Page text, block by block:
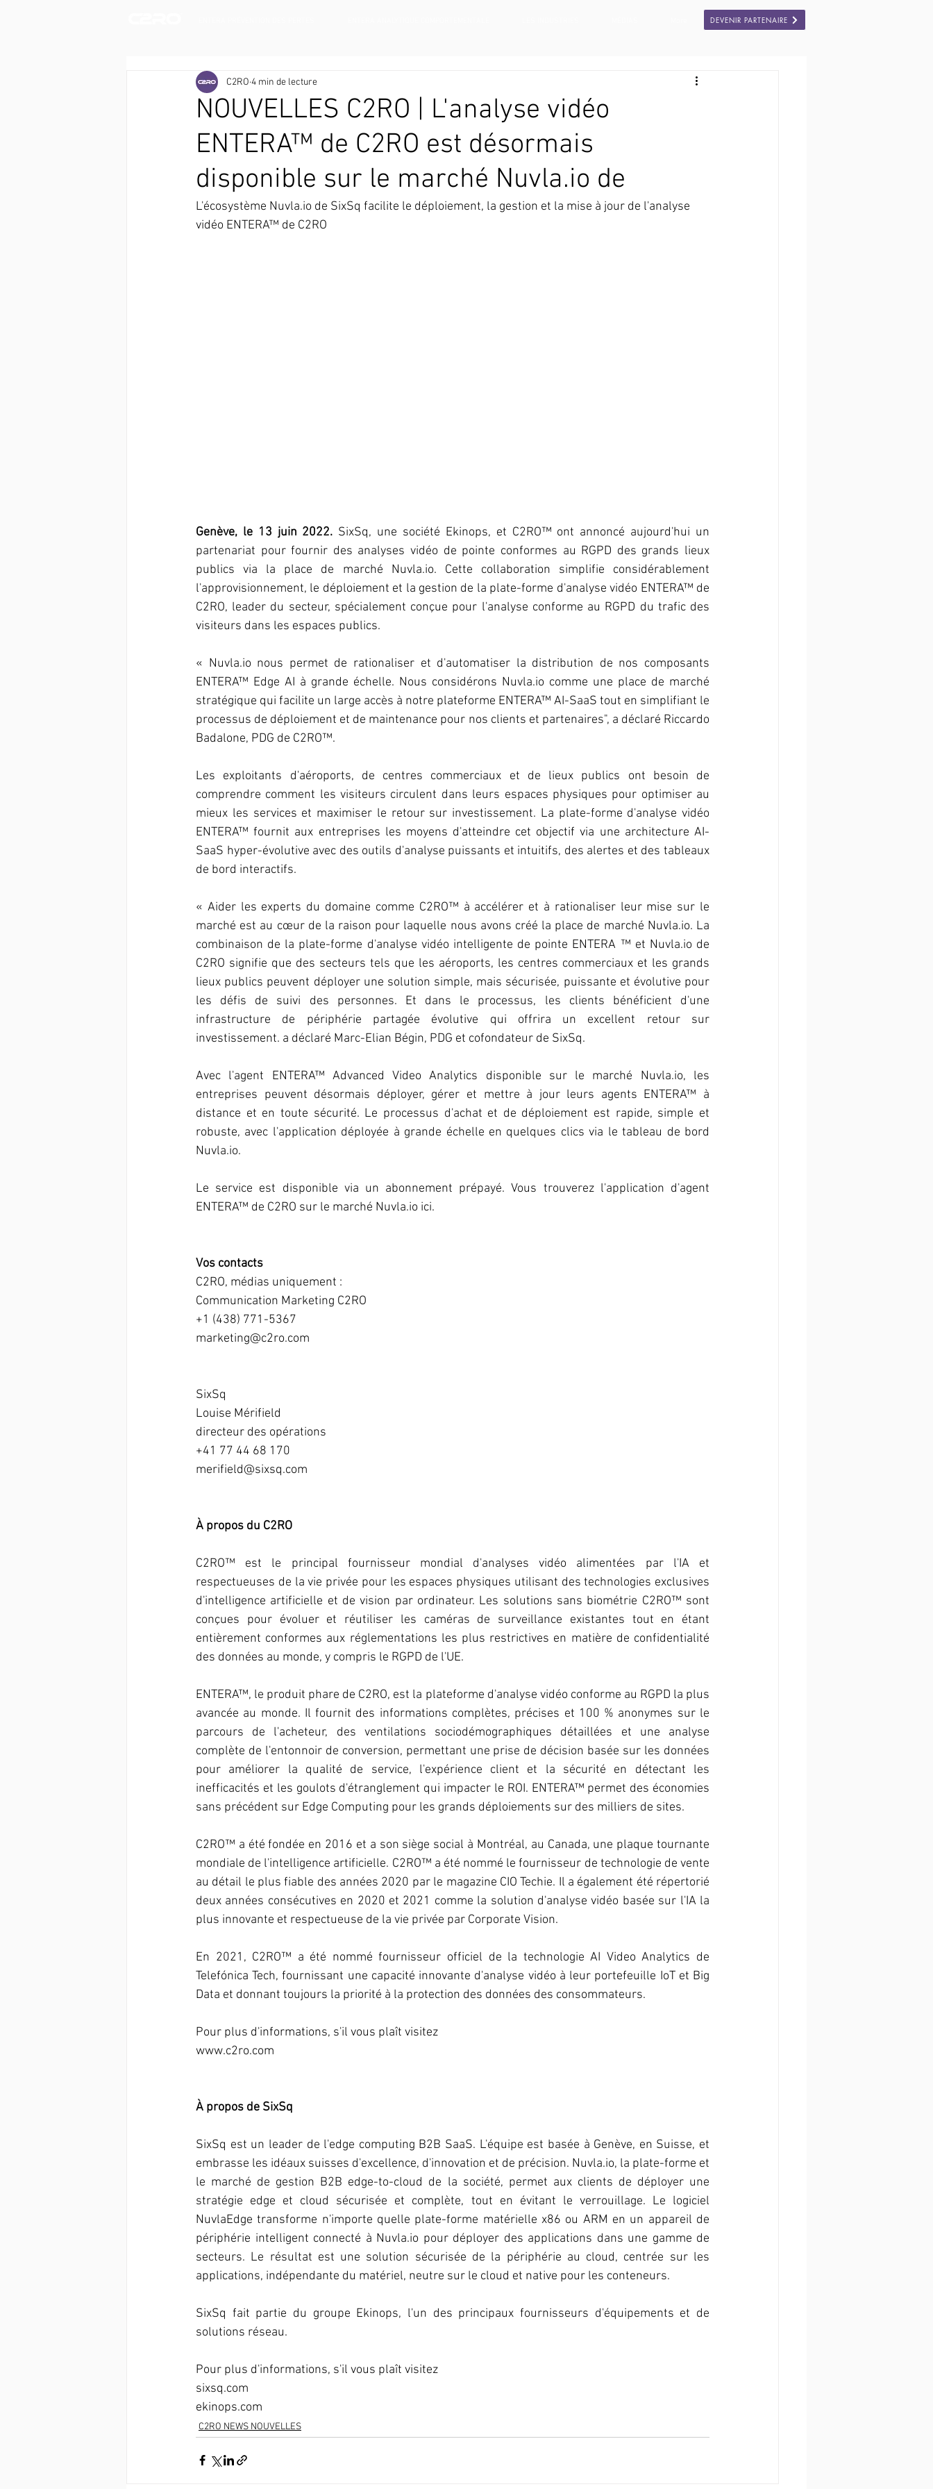
DEVENIR PARTENAIRE
NOUVELLES C2RO | L'analyse vidéo
ENTERA™ de C2RO est désormais
disponible sur le marché Nuvla.io de
C2RO 4 min de lecture
L'écosystème Nuvla.io de SixSq facilite le déploiement, la gestion et la mise à jour de l'analyse
vidéo ENTERA™ de C2RO
Genève, le 13 juin 2022. SixSq, une société Ekinops, et C2RO™ ont annoncé aujourd'hui un
partenariat pour fournir des analyses vidéo de pointe conformes au RGPD des grands lieux
publics via la place de marché Nuvla.io. Cette collaboration simplifie considérablement
l'approvisionnement, le déploiement et la gestion de la plate-forme d'analyse vidéo ENTERA™ de
C2RO, leader du secteur, spécialement conçue pour l'analyse conforme au RGPD du trafic des
visiteurs dans les espaces publics.
« Nuvla.io nous permet de rationaliser et d'automatiser la distribution de nos composants
ENTERA™ Edge AI à grande échelle. Nous considérons Nuvla.io comme une place de marché
stratégique qui facilite un large accès à notre plateforme ENTERA™ AI-SaaS tout en simplifiant le
processus de déploiement et de maintenance pour nos clients et partenaires", a déclaré Riccardo
Badalone, PDG de C2RO™.
Les exploitants d'aéroports, de centres commerciaux et de lieux publics ont besoin de
comprendre comment les visiteurs circulent dans leurs espaces physiques pour optimiser au
mieux les services et maximiser le retour sur investissement. La plate-forme d'analyse vidéo
ENTERA™ fournit aux entreprises les moyens d'atteindre cet objectif via une architecture AI-
SaaS hyper-évolutive avec des outils d'analyse puissants et intuitifs, des alertes et des tableaux
de bord interactifs.
« Aider les experts du domaine comme C2RO™ à accélérer et à rationaliser leur mise sur le
marché est au cœur de la raison pour laquelle nous avons créé la place de marché Nuvla.io. La
combinaison de la plate-forme d'analyse vidéo intelligente de pointe ENTERA ™ et Nuvla.io de
C2RO signifie que des secteurs tels que les aéroports, les centres commerciaux et les grands
lieux publics peuvent déployer une solution simple, mais sécurisée, puissante et évolutive pour
les défis de suivi des personnes. Et dans le processus, les clients bénéficient d'une
infrastructure de périphérie partagée évolutive qui offrira un excellent retour sur
investissement. a déclaré Marc-Elian Bégin, PDG et cofondateur de SixSq.
Avec l'agent ENTERA™ Advanced Video Analytics disponible sur le marché Nuvla.io, les
entreprises peuvent désormais déployer, gérer et mettre à jour leurs agents ENTERA™ à
distance et en toute sécurité. Le processus d'achat et de déploiement est rapide, simple et
robuste, avec l'application déployée à grande échelle en quelques clics via le tableau de bord
Nuvla.io.
Le service est disponible via un abonnement prépayé. Vous trouverez l'application d'agent
ENTERA™ de C2RO sur le marché Nuvla.io ici.
Vos contacts
C2RO, médias uniquement :
Communication Marketing C2RO
+1 (438) 771-5367
marketing@c2ro.com
SixSq
Louise Mérifield
directeur des opérations
+41 77 44 68 170
merifield@sixsq.com
À propos du C2RO
C2RO™ est le principal fournisseur mondial d'analyses vidéo alimentées par l'IA et
respectueuses de la vie privée pour les espaces physiques utilisant des technologies exclusives
d'intelligence artificielle et de vision par ordinateur. Les solutions sans biométrie C2RO™ sont
conçues pour évoluer et réutiliser les caméras de surveillance existantes tout en étant
entièrement conformes aux réglementations les plus restrictives en matière de confidentialité
des données au monde, y compris le RGPD de l'UE.
ENTERA™, le produit phare de C2RO, est la plateforme d'analyse vidéo conforme au RGPD la plus
avancée au monde. Il fournit des informations complètes, précises et 100 % anonymes sur le
parcours de l'acheteur, des ventilations sociodémographiques détaillées et une analyse
complète de l'entonnoir de conversion, permettant une prise de décision basée sur les données
pour améliorer la qualité de service, l'expérience client et la sécurité en détectant les
inefficacités et les goulots d'étranglement qui impacter le ROI. ENTERA™ permet des économies
sans précédent sur Edge Computing pour les grands déploiements sur des milliers de sites.
C2RO™ a été fondée en 2016 et a son siège social à Montréal, au Canada, une plaque tournante
mondiale de l'intelligence artificielle. C2RO™ a été nommé le fournisseur de technologie de vente
au détail le plus fiable des années 2020 par le magazine CIO Techie. Il a également été répertorié
deux années consécutives en 2020 et 2021 comme la solution d'analyse vidéo basée sur l'IA la
plus innovante et respectueuse de la vie privée par Corporate Vision.
En 2021, C2RO™ a été nommé fournisseur officiel de la technologie AI Video Analytics de
Telefónica Tech, fournissant une capacité innovante d'analyse vidéo à leur portefeuille IoT et Big
Data et donnant toujours la priorité à la protection des données des consommateurs.
Pour plus d'informations, s'il vous plaît visitez
www.c2ro.com
À propos de SixSq
SixSq est un leader de l'edge computing B2B SaaS. L'équipe est basée à Genève, en Suisse, et
embrasse les idéaux suisses d'excellence, d'innovation et de précision. Nuvla.io, la plate-forme et
le marché de gestion B2B edge-to-cloud de la société, permet aux clients de déployer une
stratégie edge et cloud sécurisée et complète, tout en évitant le verrouillage. Le logiciel
NuvlaEdge transforme n'importe quelle plate-forme matérielle x86 ou ARM en un appareil de
périphérie intelligent connecté à Nuvla.io pour déployer des applications dans une gamme de
secteurs. Le résultat est une solution sécurisée de la périphérie au cloud, centrée sur les
applications, indépendante du matériel, neutre sur le cloud et native pour les conteneurs.
SixSq fait partie du groupe Ekinops, l'un des principaux fournisseurs d'équipements et de
solutions réseau.
Pour plus d'informations, s'il vous plaît visitez
sixsq.com
ekinops.com
C2RO NEWS NOUVELLES